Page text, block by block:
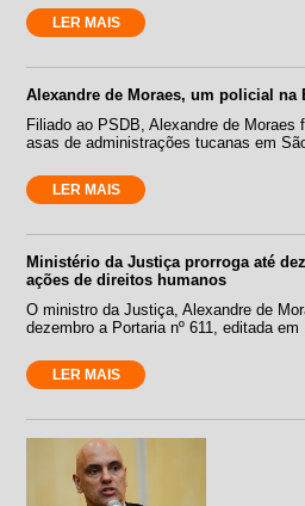
LER MAIS
Alexandre de Moraes, um policial na
Filiado ao PSDB, Alexandre de Moraes
asas de administrações tucanas em
LER MAIS
Ministério da Justiça prorroga até
ações de direitos humanos
O ministro da Justiça, Alexandre de
dezembro a Portaria nº 611, editada
LER MAIS